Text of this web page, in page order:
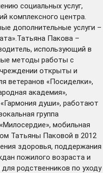
социальных услуг,
комплексного центра.
дополнительные услуги –
Пакова –
использующий в
методы работы с
открыты и
ветеранов «Посиделки»,
академия»,
души», работают
группа
мобильная
Татьяны Паковой в 2012
здоровья, поддержания
пожилого возраста и
родственников по уходу